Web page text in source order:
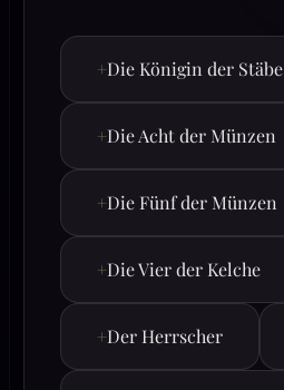
+Die Königin der Stäbe
+Die Acht der Münzen
+Die Fünf der Münzen
+Die Vier der Kelche
+Der Herrscher